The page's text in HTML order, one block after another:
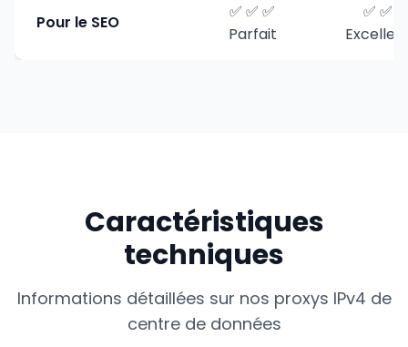
Pour le SEO
✅ ✅ ✅
Parfait
✅ ✅
Caractéristiques
techniques
Informations détaillées sur nos proxys IPv4 de
centre de données